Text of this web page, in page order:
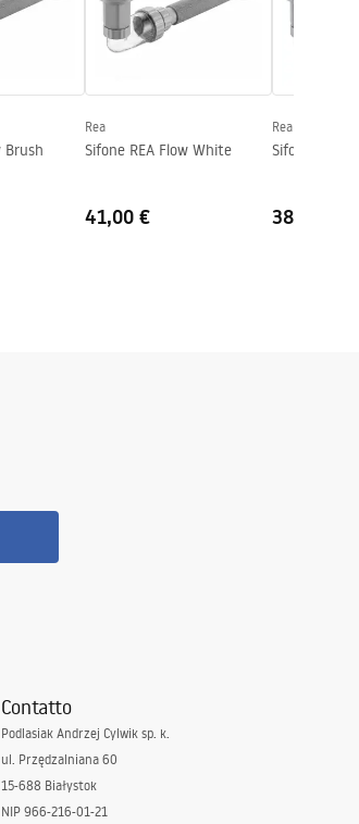
Brush
Rea
Sifone REA Flow White
41,00 €
Rea
Sifone REA
38,00 €
Contatto
Podlasiak Andrzej Cylwik sp. k.
ul. Przędzalniana 60
15-688 Białystok
NIP 966-216-01-21